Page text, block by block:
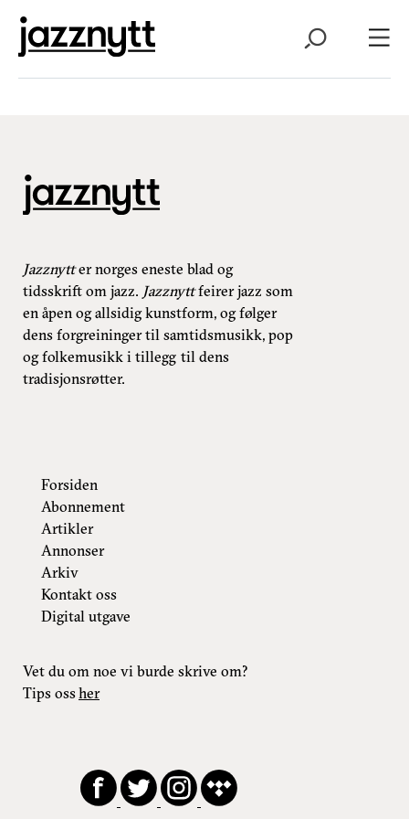
Jazznytter norges eneste blad og
tidsskrift om jazz. Jazznyttfeirer jazz som
en åpen og allsidig kunstform, og følger
dens forgreininger til samtidsmusikk, pop
og folkemusikk i tillegg til dens
tradisjonsrøtter.
Forsiden
Abonnement
Artikler
Annonser
Arkiv
Kontakt oss
Digital utgave
Vet du om noe vi burde skrive om?
Tips ossher